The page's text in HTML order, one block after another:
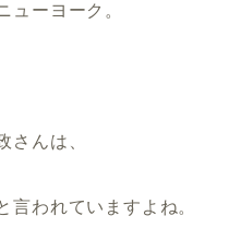
ューヨーク。
さんは、
言われていますよね。